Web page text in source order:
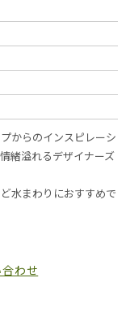
からのインスピレーシ
緒溢れるデザイナーズ
水まわりにおすすめで
わせ